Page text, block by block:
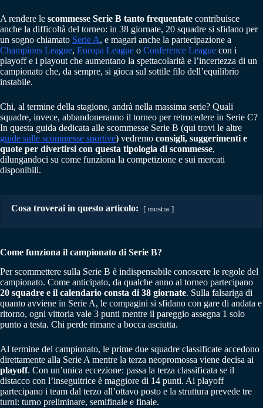
A rendere le scommesse Serie B tanto frequentate contribuisce
anche la difficoltà del torneo: in 38 giornate, 20 squadre si sfidano per
un sogno chiamato Serie A, e magari anche la partecipazione a
Champions League, Europa League o Conference League con i
playoff e i playout che aumentano la spettacolarità e l’incertezza di un
campionato che, da sempre, si gioca sul sottile filo dell’equilibrio
instabile.
Chi, al termine della stagione, andrà nella massima serie? Quali
squadre, invece, abbandoneranno il torneo per retrocedere in Serie C?
In questa guida dedicata alle scommesse Serie B (qui trovi le altre
guide sulle scommesse sportive) vedremo consigli, suggerimenti e
quote per divertirsi con questa tipologia di scommesse,
dilungandoci su come funziona la competizione e sui mercati
disponibili.
Cosa troverai in questo articolo: mostra
Come funziona il campionato di Serie B?
Per scommettere sulla Serie B è indispensabile conoscere le regole del
campionato. Come anticipato, da qualche anno al torneo partecipano
20 squadre e il calendario consta di 38 giornate. Sulla falsariga di
quanto avviene in Serie A, le compagini si sfidano con gare di andata e
ritorno, ogni vittoria vale 3 punti mentre il pareggio assegna 1 solo
punto a testa. Chi perde rimane a bocca asciutta.
Al termine del campionato, le prime due squadre classificate accedono
direttamente alla Serie A mentre la terza neopromossa viene decisa ai
playoff. Con un’unica eccezione: passa la terza classificata se il
distacco con l’inseguitrice è maggiore di 14 punti. Ai playoff
partecipano i team dal terzo all’ottavo posto e la struttura prevede tre
turni: turno preliminare, semifinale e finale.